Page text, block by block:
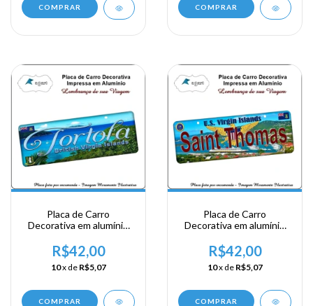
COMPRAR COMPRAR
Placa de Carro
Decorativa em alumínio
Ilhas Virgem Britanica -
Tortola
R$42,00
10x de R$5,07
COMPRAR
Placa de Carro
Decorativa em alumínio
Ilhas Virgem Britanica -
Saint Thomas
R$42,00
10x de R$5,07
COMPRAR